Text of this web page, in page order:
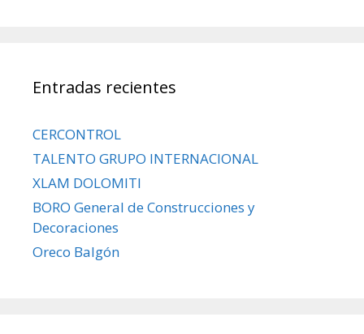
Entradas recientes
CERCONTROL
TALENTO GRUPO INTERNACIONAL
XLAM DOLOMITI
BORO General de Construcciones y
Decoraciones
Oreco Balgón